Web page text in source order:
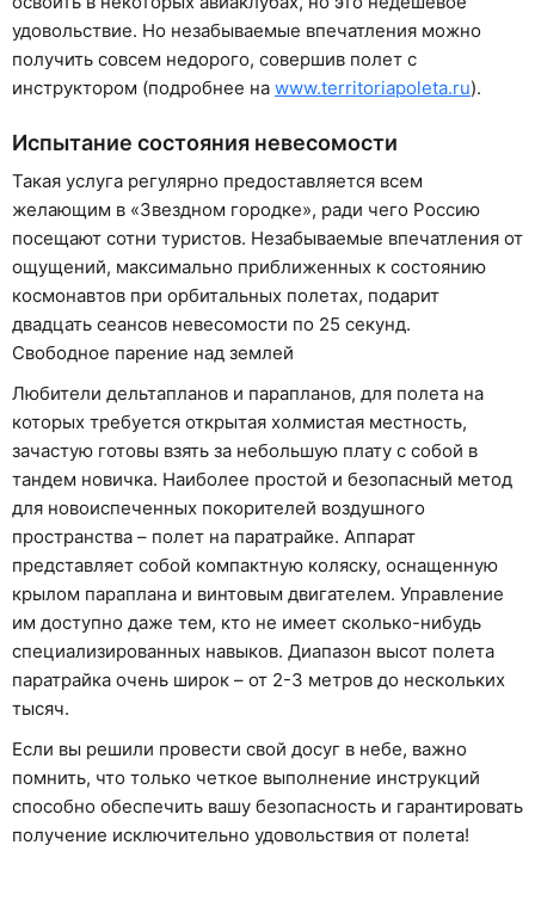
удовольствие. Но незабываемые впечатления можно
получить совсем недорого, совершив полет с
инструктором (подробнее на www.territoriapoleta.ru).
Испытание состояния невесомости
Такая услуга регулярно предоставляется всем
желающим в «Звездном городке», ради чего Россию
посещают сотни туристов. Незабываемые впечатления от
ощущений, максимально приближенных к состоянию
космонавтов при орбитальных полетах, подарит
двадцать сеансов невесомости по 25 секунд.
Свободное парение над землей
Любители дельтапланов и парапланов, для полета на
которых требуется открытая холмистая местность,
зачастую готовы взять за небольшую плату с собой в
тандем новичка. Наиболее простой и безопасный метод
для новоиспеченных покорителей воздушного
пространства – полет на паратрайке. Аппарат
представляет собой компактную коляску, оснащенную
крылом параплана и винтовым двигателем. Управление
им доступно даже тем, кто не имеет сколько-нибудь
специализированных навыков. Диапазон высот полета
паратрайка очень широк – от 2-3 метров до нескольких
тысяч.
Если вы решили провести свой досуг в небе, важно
помнить, что только четкое выполнение инструкций
способно обеспечить вашу безопасность и гарантировать
получение исключительно удовольствия от полета!